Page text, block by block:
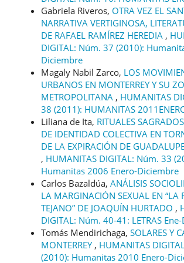
Gabriela Riveros, OTRA VEZ EL
NARRATIVA VERTIGINOSA,
DE RAFAEL RAMÍREZ HEREDIA ,
DIGITAL: Núm. 37 (2010):
Diciembre
Magaly Nabil Zarco, LOS
URBANOS EN MONTERREY Y SU
METROPOLITANA , HUMANITAS
38 (2011): HUMANITAS
Liliana de Ita, RITUALES
DE IDENTIDAD COLECTIVA EN
DE LA EXPIRACIÓN DE
, HUMANITAS DIGITAL: Núm. 33
Humanitas 2006 Enero-Diciembre
Carlos Bazaldúa, ANÁLISIS
LA MARGINACIÓN SEXUAL EN “LA
TEJANO” DE JOAQUÍN HURTADO ,
DIGITAL: Núm. 40-41: LETRAS
Tomás Mendirichaga, SOLARES Y
MONTERREY , HUMANITAS
(2010): Humanitas 2010 Enero-